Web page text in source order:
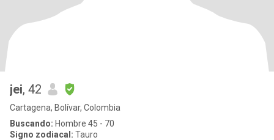
jei, 42
Cartagena, Bolívar, Colombia
Buscando: Hombre 45 - 70
Signo zodiacal: Tauro